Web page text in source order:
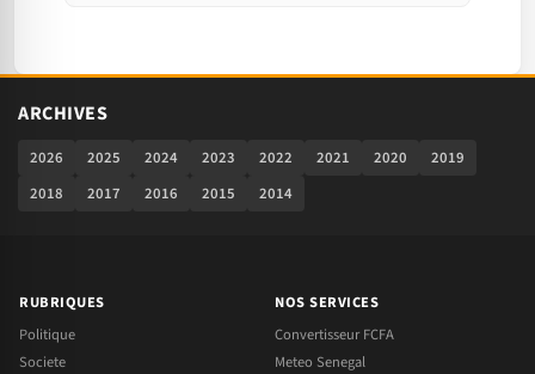
ARCHIVES
2026 2025 2024 2023 2022 2021 2020
2019
2018
2017 2016 2015 2014
RUBRIQUES
Politique
Societe
NOS SERVICES
Convertisseur FCFA
Meteo Senegal